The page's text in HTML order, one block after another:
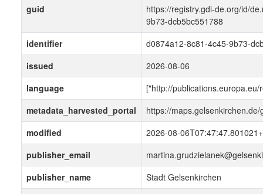
guid
https://registry.gdi-de.org/id/
9b73-dcb5bc551788
identifier
d0874a12-8c81-4c45-9b73-
issued
2026-08-06
language
["http://
metadata_harvested_portal
https://
modified
2026-08-
publisher_email
publisher_name
Stadt Gelsenkirchen